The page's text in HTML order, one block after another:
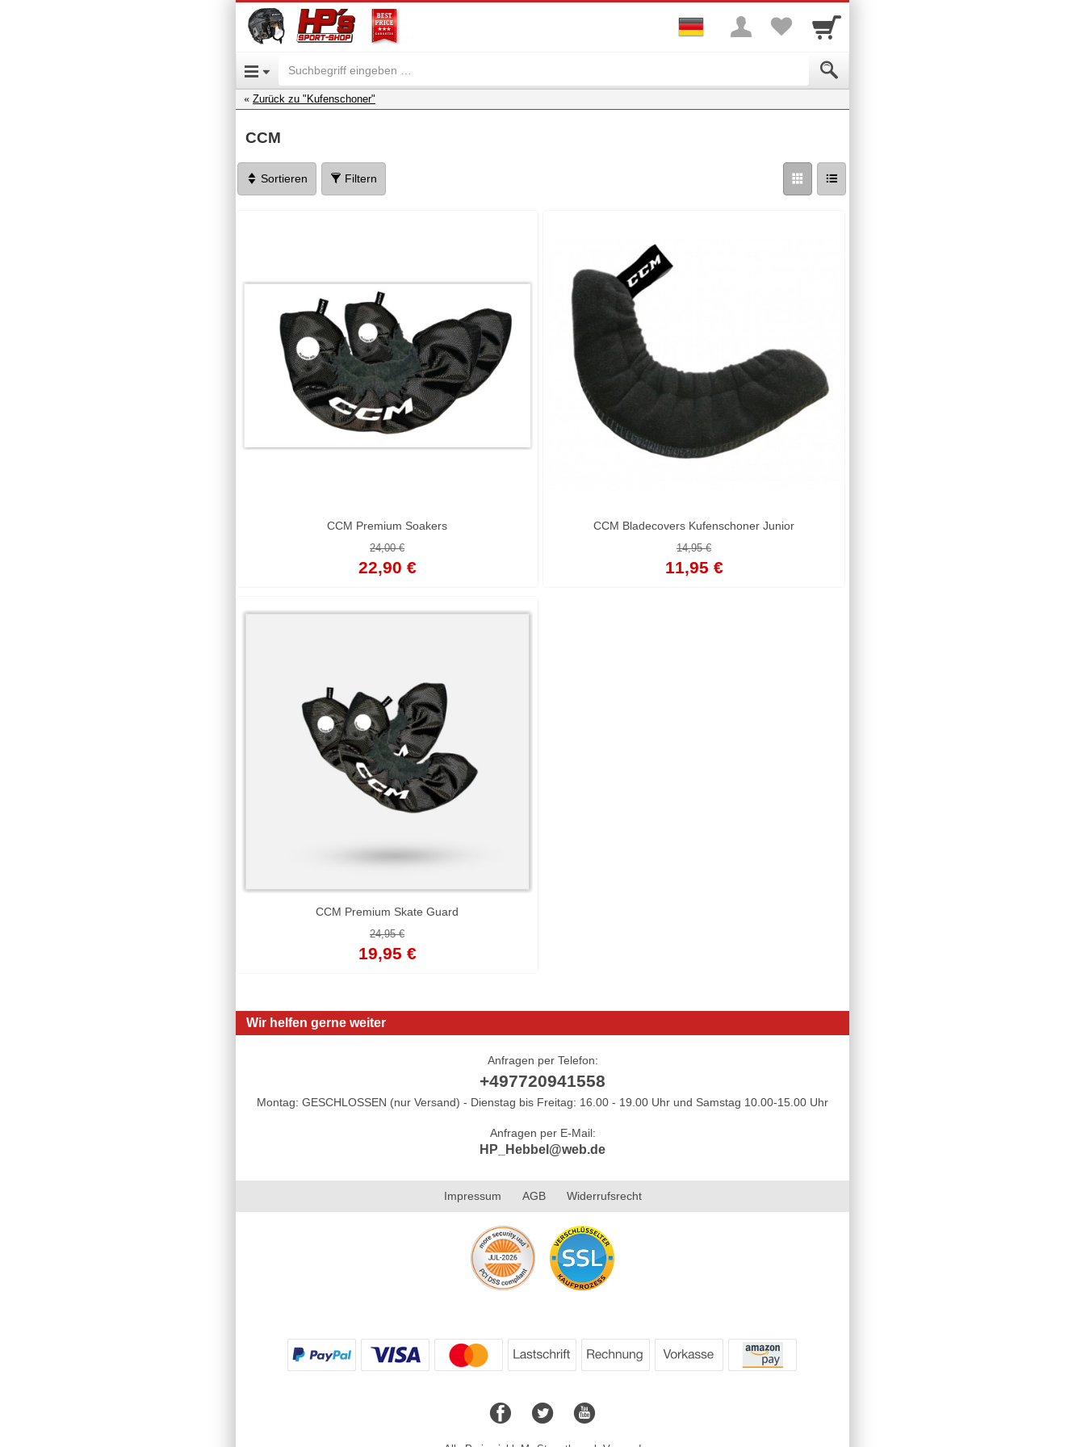
Zurück zu "Kufenschoner"
CCM
Sortieren Filtern
CCM Premium Soakers
24,00 €
22,90 €
CCM Bladecovers Kufenschoner Junior
14,95 €
11,95 €
CCM Premium Skate Guard
24,95 €
19,95 €
Wir helfen gerne weiter
Anfragen per Telefon:
+497720941558
Montag: GESCHLOSSEN (nur Versand) - Dienstag bis Freitag: 16.00 - 19.00 Uhr und Samstag 10.00-15.00 Uhr
Anfragen per E-Mail:
HP_Hebbel@web.de
Impressum AGB Widerrufsrecht